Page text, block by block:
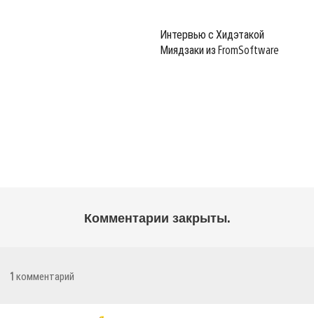
Интервью с Хидэтакой
Миядзаки из FromSoftware
Комментарии закрыты.
1 комментарий